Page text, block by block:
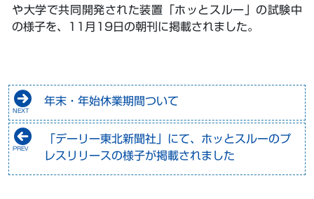
や大学で共同開発された装置「ホッとスルー」の試験中
の様子を、11月19日の朝刊に掲載されました。
年末・年始休業期間ついて
「デーリー東北新聞社」にて、ホッとスルーのプ
レスリリースの様子が掲載されました